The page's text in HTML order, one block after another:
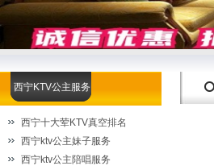
西宁KTV公主服务
西宁十大荤KTV真空排名
西宁ktv公主妹子服务
西宁ktv公主陪唱服务